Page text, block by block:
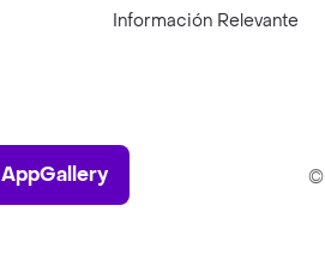
Información Relevante
AppGallery
AppGallery ©